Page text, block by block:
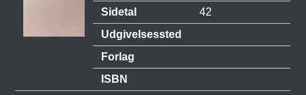
Sidetal
42
Udgivelsessted
Forlag
ISBN